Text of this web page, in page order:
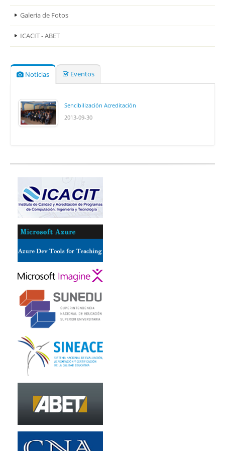
Galeria de Fotos
ICACIT - ABET
Noticias Eventos
Sencibilización Acreditación
2013-09-30